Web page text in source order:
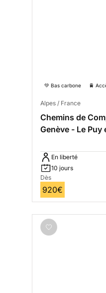
💚 Bas carbone 🚆
Alpes / France
Chemins de
Genève - Le Puy
En liberté
10 jours
Dès
920€